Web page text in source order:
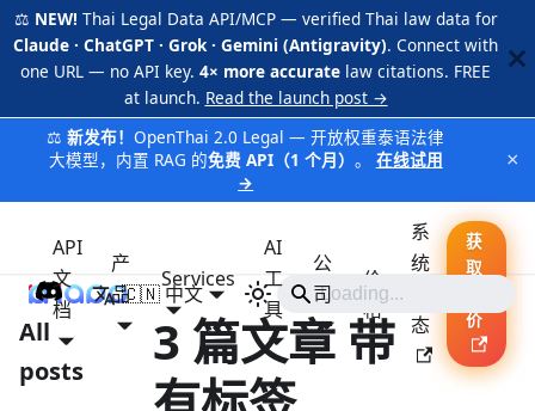
⚖️ NEW! Thai Legal Data API/MCP — verified Thai law data for
Claude · ChatGPT · Grok · Gemini (Antigravity). Connect with
one URL — no API key. 4× more accurate law citations. FREE
at launch. Read the launch post →
⚖️新发布！OpenThai 2.0 Legal — 开放权重泰语法律
大模型，内置 RAG 的免费 API（1 个月） 。
在线试用
→
×
iApp
API
文
档
产
品
Services
AI
工
具
公
司
价
格
系
统
态
获
取
价
🇨🇳 中文
All
posts
3 篇文章 带